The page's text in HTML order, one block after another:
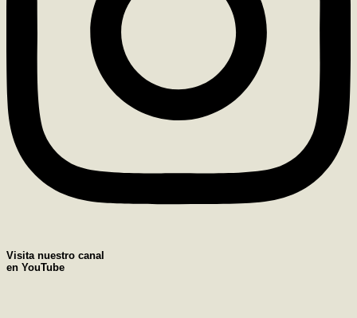
Visita nuestro canal
en YouTube